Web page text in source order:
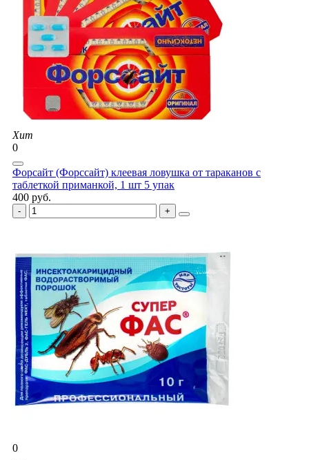
Хит
0
Форсайт (Форссайт) клеевая ловушка от тараканов с
таблеткой приманкой, 1 шт 5 упак
400 руб.
0